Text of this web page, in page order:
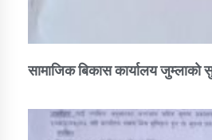
सामाजिक बिकास कार्यालय जुम्लाकाे